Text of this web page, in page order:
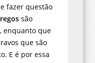
fazer questão
são
enquanto que
que são
E é por essa